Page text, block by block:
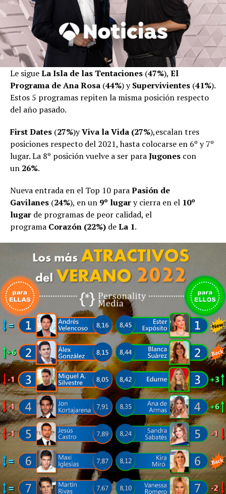
Le sigueLa Isla de las Tentaciones (47%), El
Programa de Ana Rosa (44%) ySupervivientes (41%).
Estos 5 programas repiten la misma posición respecto
del año pasado.
First Dates (27%)yViva la Vida (27%),escalan tres
posiciones respecto del 2021, hasta colocarse en 6º y 7º
lugar. La 8º posición vuelve a ser paraJugones con
un 26%.
Nueva entrada en el Top 10 paraPasión de
Gavilanes (24%), en un 9º lugary cierra en el 10º
lugar de programas de peor calidad, el
programa Corazón (22%) deLa 1.